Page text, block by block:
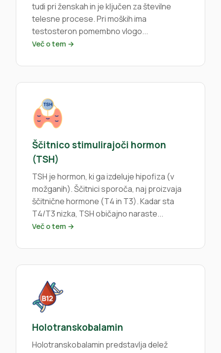
tudi pri ženskah in je ključen za številne
telesne procese. Pri moških ima
testosteron pomembno vlogo...
Več o tem →
Ščitnico stimulirajoči hormon
(TSH)
TSH je hormon, ki ga izdeluje hipofiza (v
možganih). Ščitnici sporoča, naj proizvaja
ščitnične hormone (T4 in T3). Kadar sta
T4/T3 nizka, TSH običajno naraste...
Več o tem →
Holotranskobalamin
Holotranskobalamin predstavlja delež